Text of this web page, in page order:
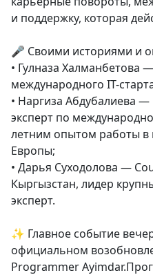
и поддержку, которая
🎤 Своими историями и
• Гулназа Халманбетова
международного IT-
• Наргиза Абдубалиева
эксперт по
летним опытом работы
Европы;
• Дарья Суходолова —
Кыргызстан, лидер
эксперт.
✨ Главное событие
официальном
Programmer